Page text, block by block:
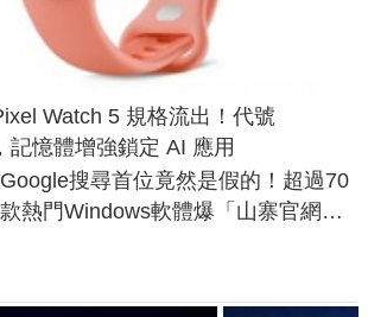
Watch 5 規格流出！代號
記憶體增強鎖定 AI 應用
Google搜尋首位竟然是假的！超過70
款熱門Windows軟體爆「山寨官網」